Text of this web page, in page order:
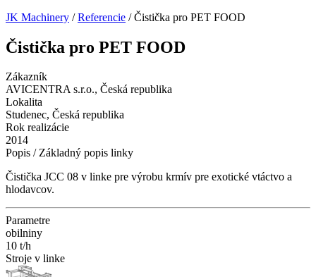
JK Machinery /Referencie /Čistička pro PET FOOD
Čistička pro PET FOOD
Zákazník
AVICENTRA s.r.o., Česká republika
Lokalita
Studenec, Česká republika
Rok realizácie
2014
Popis / Základný popis linky
Čistička JCC 08 v linke pre výrobu krmív pre exotické vtáctvo a
hlodavcov.
Parametre
obilniny
10 t/h
Stroje v linke